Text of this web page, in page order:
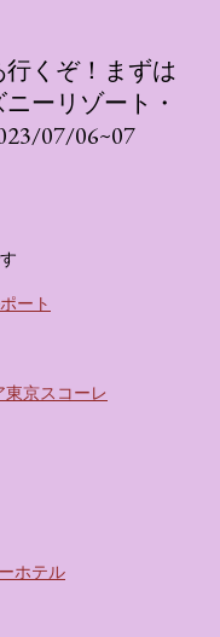
リーホテルにチェッ
たまりに分けてご紹
オキャラが考える夢
的に知られるクリエ
掛けており、五感を
リー性の高い全11の
ックインからスター
するかのような没入
幻想的な共有スペー
しいボールルーム
など、写真映え間違
あふれる「9つの客室
き”や理想を詰め込ん
くぞ！まずは
ーリゾート・
07/06~07
ート
京スコーレ
ホテル